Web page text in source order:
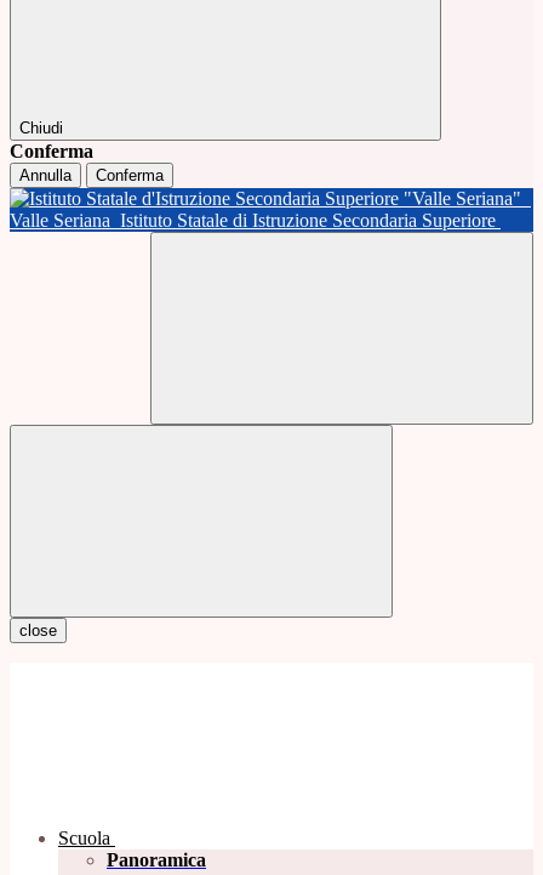
Chiudi
Conferma
Annulla Conferma
Valle Seriana Istituto Statale di Istruzione Secondaria Superiore
close
Scuola
Panoramica